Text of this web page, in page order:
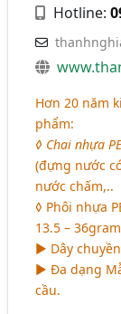
Hotline:
Hơn 20 năm
phẩm:
◊ Chai nhựa
(đựng nước
nước chấm,..
◊ Phôi nhựa
13.5 – 36gram
► Dây
► Đa dạng
cầu.